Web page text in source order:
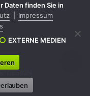
Daten finden Sie in
Impressum
EXTERNE MEDIEN